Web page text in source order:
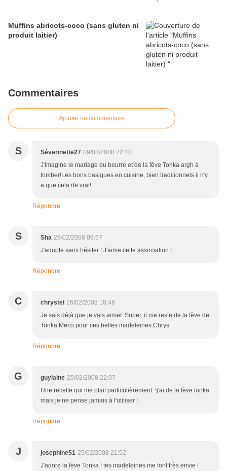
Muffins abricots-coco (sans gluten ni
produit laitier)
Commentaires
Ajouter un commentaire
S Séverinette27 09/03/2008 22:40
J'imagine le mariage du beurre et de la fêve Tonka argh à
tomber!Les bons basiques en cuisine, bien traditionnels il n'y
a que cela de vrai!
Répondre
S Sha 29/02/2008 09:57
J'adopte sans hésiter ! J'aime cette association !
Répondre
C chrystel 26/02/2008 18:48
Je sais déjà que je vais aimer. Super, il me reste de la fève de
Tonka.Merci pour ces belles madeleines.Chrys
Répondre
G guylaine 25/02/2008 22:07
Une recette qui me plait particulièrement !j'ai de la fève tonka
mais je ne pense jamais à l'utiliser !
Répondre
J josephine51 25/02/2008 21:52
J'adore la fève Tonka ! tes madeleines me font très envie !